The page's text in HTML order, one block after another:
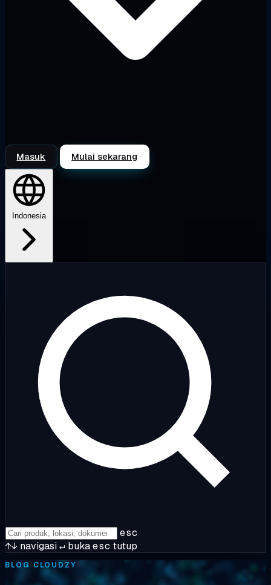
Masuk Mulai sekarang
Indonesia
esc
↑↓ navigasi↵ bukaesc tutup
BLOG CLOUDZY